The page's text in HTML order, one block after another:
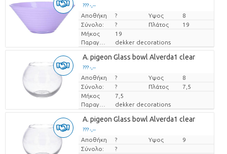
??? -,--
Τιμή ανά τεμάχιο
Αποθήκη ? Υψος
8
Σύνολο:
? Πλάτος
19
Μήκος
19
Παραγωγός
dekker decorations
A. pigeon Glass bowl Alverda1 clear
??? -,--
Τιμή ανά τεμάχιο
Αποθήκη ? Υψος
8
Σύνολο:
? Πλάτος
7,5
Μήκος
7,5
Παραγωγός
dekker decorations
A. pigeon Glass bowl Alverda1 clear
??? -,--
Τιμή ανά τεμάχιο
Αποθήκη ? Υψος
9
Σύνολο:
?